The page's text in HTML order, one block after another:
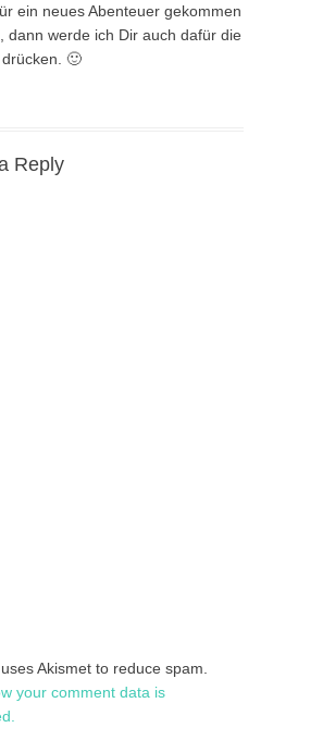
ein neues Abenteuer gekommen
dann werde ich Dir auch dafür die
🙂
Reply
Akismet to reduce spam.
your comment data is